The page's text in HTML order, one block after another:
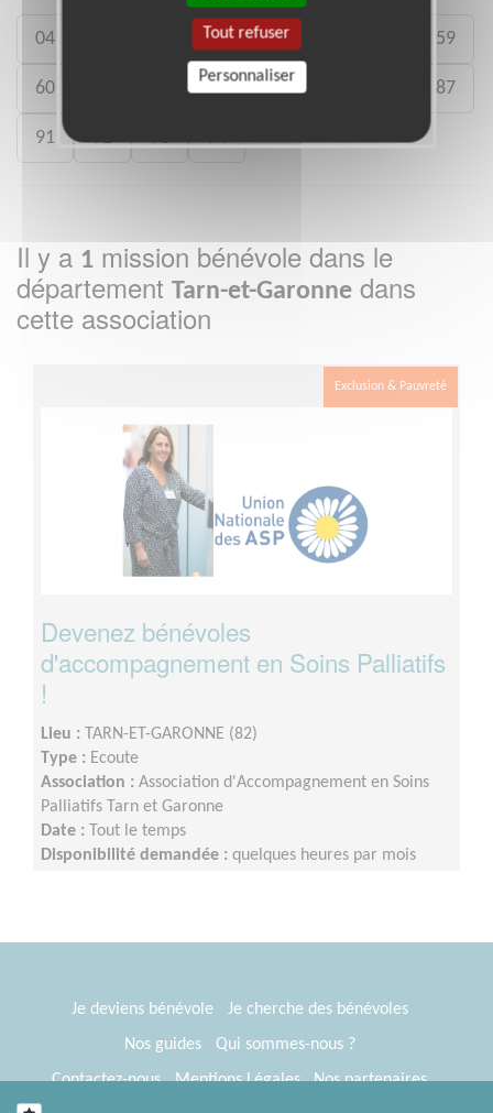
04 29 30 59
60 79 81 87
91 92 93 94
Il y a 1 mission bénévole dans le
département Tarn-et-Garonne dans
cette association
Exclusion & Pauvreté
Devenez bénévoles
d'accompagnement en Soins Palliatifs
!
Lieu :
TARN-ET-GARONNE (82)
Type : Ecoute
Association : Association d'Accompagnement en Soins
Palliatifs Tarn et Garonne
Date :
Tout le temps
Disponibilité demandée : quelques heures par mois
Je deviens bénévole
Je cherche des bénévoles
Nos guides
Qui sommes-nous ?
Contactez-nous
Mentions Légales
Nos partenaires
Tout refuser
Personnaliser